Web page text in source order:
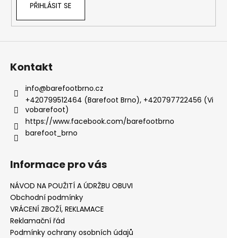
PŘIHLÁSIT SE
Kontakt
info@barefootbrno.cz
+420799512464 (Barefoot Brno), +420797722456 (Vi
vobarefoot)
https://www.facebook.com/barefootbrno
barefoot_brno
Informace pro vás
NÁVOD NA POUŽITÍ A ÚDRŽBU OBUVI
Obchodní podmínky
VRÁCENÍ ZBOŽÍ, REKLAMACE
Reklamační řád
Podmínky ochrany osobních údajů